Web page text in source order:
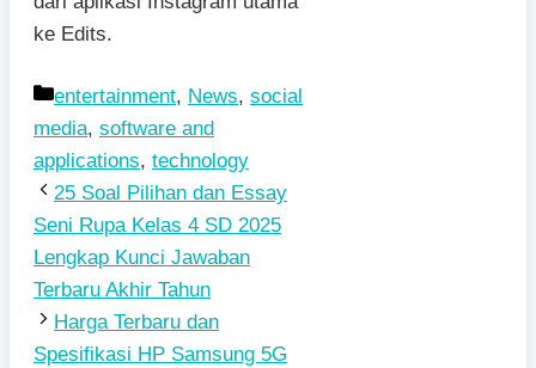
ke Edits.
Kategori
entertainment, News, social
media, software and
applications, technology
25 Soal Pilihan dan Essay
Seni Rupa Kelas 4 SD 2025
Lengkap Kunci Jawaban
Terbaru Akhir Tahun
Harga Terbaru dan
Spesifikasi HP Samsung 5G